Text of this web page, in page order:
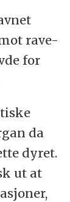
rave-
for
da
dyret.
ut at